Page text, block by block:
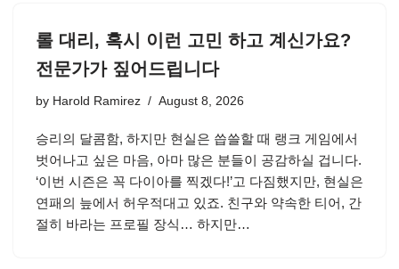
롤 대리, 혹시 이런 고민 하고 계신가요?
전문가가 짚어드립니다
by Harold Ramirez August 8, 2026
승리의 달콤함, 하지만 현실은 씁쓸할 때 랭크 게임에서
벗어나고 싶은 마음, 아마 많은 분들이 공감하실 겁니다.
‘이번 시즌은 꼭 다이아를 찍겠다!’고 다짐했지만, 현실은
연패의 늪에서 허우적대고 있죠. 친구와 약속한 티어, 간
절히 바라는 프로필 장식… 하지만…